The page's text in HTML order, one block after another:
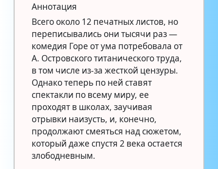
Аннотация
Всего около 12 печатных листов, но
переписывались они тысячи раз —
комедия Горе от ума потребовала от
А. Островского титанического труда,
в том числе из-за жесткой цензуры.
Однако теперь по ней ставят
спектакли по всему миру, ее
проходят в школах, заучивая
отрывки наизусть, и, конечно,
продолжают смеяться над сюжетом,
который даже спустя 2 века остается
злободневным.